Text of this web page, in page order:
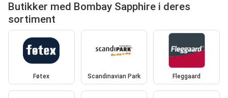
Butikker med Bombay Sapphire i deres
sortiment
Føtex Scandinavian Park Fleggaard